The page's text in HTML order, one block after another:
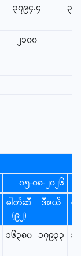
၃၇၉၄.၄ ၃၇
၂၁၀၀
၀၅-၀၈-၂၀၂၆
ဓါတ်ဆီ
(၉၂)
ဒီဇယ်
ဓ
၁၆၃၈၀ ၁၇၉၃၃ ၁